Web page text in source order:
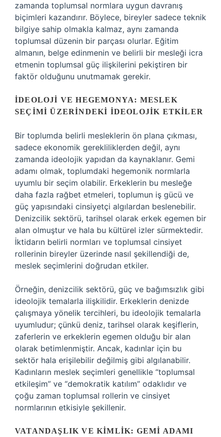
zamanda toplumsal normlara uygun davranış
biçimleri kazandırır. Böylece, bireyler sadece teknik
bilgiye sahip olmakla kalmaz, aynı zamanda
toplumsal düzenin bir parçası olurlar. Eğitim
almanın, belge edinmenin ve belirli bir mesleği icra
etmenin toplumsal güç ilişkilerini pekiştiren bir
faktör olduğunu unutmamak gerekir.
İDEOLOJI VE HEGEMONYA: MESLEK
SEÇIMI ÜZERINDEKI İDEOLOJIK ETKILER
Bir toplumda belirli mesleklerin ön plana çıkması,
sadece ekonomik gerekliliklerden değil, aynı
zamanda ideolojik yapıdan da kaynaklanır. Gemi
adamı olmak, toplumdaki hegemonik normlarla
uyumlu bir seçim olabilir. Erkeklerin bu mesleğe
daha fazla rağbet etmeleri, toplumun iş gücü ve
güç yapısındaki cinsiyetçi algılardan beslenebilir.
Denizcilik sektörü, tarihsel olarak erkek egemen bir
alan olmuştur ve hala bu kültürel izler sürmektedir.
İktidarın belirli normları ve toplumsal cinsiyet
rollerinin bireyler üzerinde nasıl şekillendiği de,
meslek seçimlerini doğrudan etkiler.
Örneğin, denizcilik sektörü, güç ve bağımsızlık gibi
ideolojik temalarla ilişkilidir. Erkeklerin denizde
çalışmaya yönelik tercihleri, bu ideolojik temalarla
uyumludur; çünkü deniz, tarihsel olarak keşiflerin,
zaferlerin ve erkeklerin egemen olduğu bir alan
olarak betimlenmiştir. Ancak, kadınlar için bu
sektör hala erişilebilir değilmiş gibi algılanabilir.
Kadınların meslek seçimleri genellikle “toplumsal
etkileşim” ve “demokratik katılım” odaklıdır ve
çoğu zaman toplumsal rollerin ve cinsiyet
normlarının etkisiyle şekillenir.
VATANDAŞLIK VE KIMLIK: GEMI ADAMI